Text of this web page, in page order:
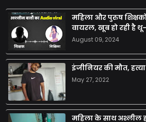
महिला और पुरुष
वायरल, खूब हो रही है
August 09, 2024
इंजीनियर की मौत,
May 27, 2022
महिला के साथ अश्लील